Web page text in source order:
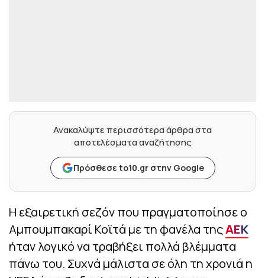
Ανακαλύψτε περισσότερα άρθρα στα
αποτελέσματα αναζήτησης
Πρόσθεσε to10.gr στην Google
Η εξαιρετική σεζόν που πραγματοποίησε ο
Αμπουμπακαρί Κοϊτά με τη φανέλα τηςΑΕΚ
ήταν λογικό να τραβήξει πολλά βλέμματα
πάνω του. Συχνά μάλιστα σε όλη τη χρονιά η